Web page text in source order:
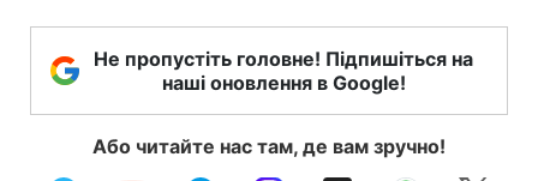
Не пропустіть головне! Підпишіться на
наші оновлення в Google!
Або читайте нас там, де вам зручно!